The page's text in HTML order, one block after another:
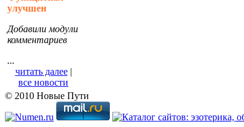
улучшен
Добавили модули
комментариев
...
читать далее|
все новости
© 2010 Новые Пути